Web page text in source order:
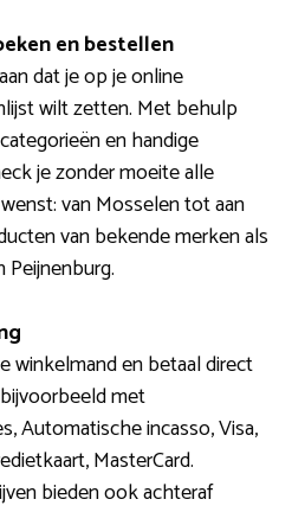
en bestellen
dat je op je online
wilt zetten. Met behulp
en handige
je zonder moeite alle
van Mosselen tot aan
van bekende merken als
winkelmand en betaal direct
met
Automatische incasso, Visa,
MasterCard.
bieden ook achteraf